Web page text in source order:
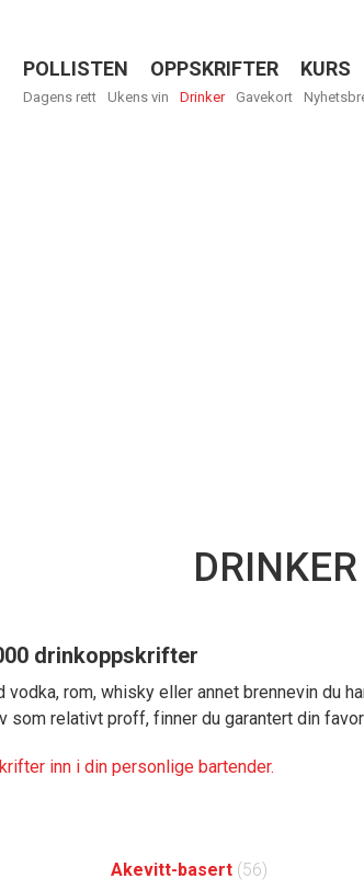
Menu
POLLISTEN OPPSKRIFTER KURS
Dagens rett Ukens vin Drinker Gavekort
DRINKER
drinkoppskrifter
rom, whisky eller annet brennevin du
som relativt proff, finner du garantert din
inn i din personlige bartender.
Akevitt-basert (56)